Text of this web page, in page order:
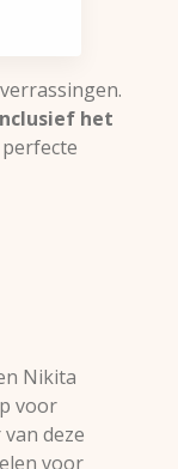
het
Nikita
voor
deze
voor